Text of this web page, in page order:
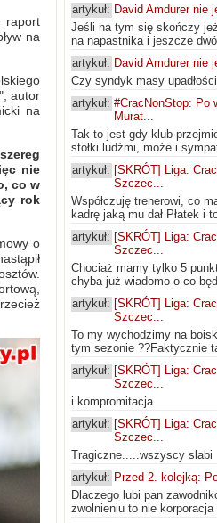
raport
na
autor
na
nie
co w
rok
o
artykuł: David Amdurer nie
Jeśli na tym się skończy
na napastnika i jeszcze
artykuł: David Amdurer nie
Czy syndyk masy
artykuł: #CracNonStop: Po
Murat...
Tak to jest gdy klub
stołki ludźmi, może i
artykuł: [SKRÓT] Liga:
Szczec...
Współczuję trenerowi, co
kadrę jaką mu dał Płatek i
artykuł: [SKRÓT] Liga:
Szczec...
Chociaż mamy tylko 5
chyba już wiadomo o co
artykuł: [SKRÓT] Liga:
Szczec...
To my wychodzimy na
tym sezonie ??Faktycznie
artykuł: [SKRÓT] Liga:
Szczec...
i kompromitacja
artykuł: [SKRÓT] Liga:
Szczec...
Tragiczne.....wszyscy slabi
artykuł: Przed 2. kolejką:
Dlaczego lubi pan
zwolnieniu to nie